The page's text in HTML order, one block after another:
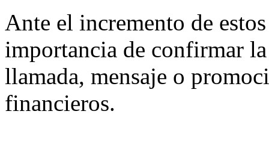
Ante el incremento de
importancia de confirmar
llamada, mensaje o
financieros.